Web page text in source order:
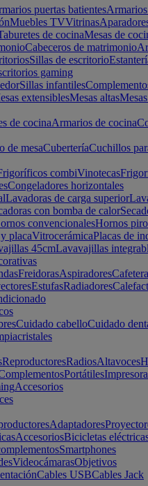
puertas batientes
Muebles TVVitrinas
de cocinaMesas de
Cabeceros de matrimonio
Sillas de escritorio
gaming
Sillas infantiles
extensiblesMesas altas
de cocinaArmarios de cocina
de mesaCuberteríaCuchillos
combiVinotecas
Congeladores horizontales
Lavadoras de carga superior
con bomba de calor
convencionalesHornos
placaVitrocerámicaPlacas de
45cmLavavajillas
FreidorasAspiradores
EstufasRadiadores
Cuidado cabelloCuidado
ReproductoresRadiosAltavoces
Portátiles
Accesorios
Adaptadores
AccesoriosBicicletas
Smartphones
VideocámarasObjetivos
Cables USBCables Jack